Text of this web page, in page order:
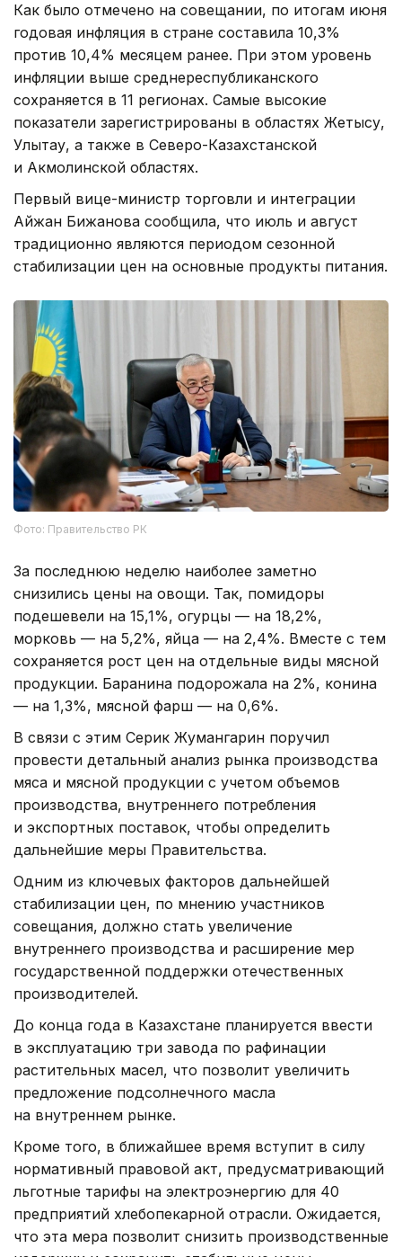
Как было отмечено на совещании, по итогам июня
годовая инфляция в стране составила 10,3%
против 10,4% месяцем ранее. При этом уровень
инфляции выше среднереспубликанского
сохраняется в 11 регионах. Самые высокие
показатели зарегистрированы в областях Жетысу,
Улытау, а также в Северо-Казахстанской
и Акмолинской областях.
Первый вице-министр торговли и интеграции
Айжан Бижанова сообщила, что июль и август
традиционно являются периодом сезонной
стабилизации цен на основные продукты питания.
Фото: Правительство РК
За последнюю неделю наиболее заметно
снизились цены на овощи. Так, помидоры
подешевели на 15,1%, огурцы — на 18,2%,
морковь — на 5,2%, яйца — на 2,4%. Вместе с тем
сохраняется рост цен на отдельные виды мясной
продукции. Баранина подорожала на 2%, конина
— на 1,3%, мясной фарш — на 0,6%.
В связи с этим Серик Жумангарин поручил
провести детальный анализ рынка производства
мяса и мясной продукции с учетом объемов
производства, внутреннего потребления
и экспортных поставок, чтобы определить
дальнейшие меры Правительства.
Одним из ключевых факторов дальнейшей
стабилизации цен, по мнению участников
совещания, должно стать увеличение
внутреннего производства и расширение мер
государственной поддержки отечественных
производителей.
До конца года в Казахстане планируется ввести
в эксплуатацию три завода по рафинации
растительных масел, что позволит увеличить
предложение подсолнечного масла
на внутреннем рынке.
Кроме того, в ближайшее время вступит в силу
нормативный правовой акт, предусматривающий
льготные тарифы на электроэнергию для 40
предприятий хлебопекарной отрасли. Ожидается,
что эта мера позволит снизить производственные